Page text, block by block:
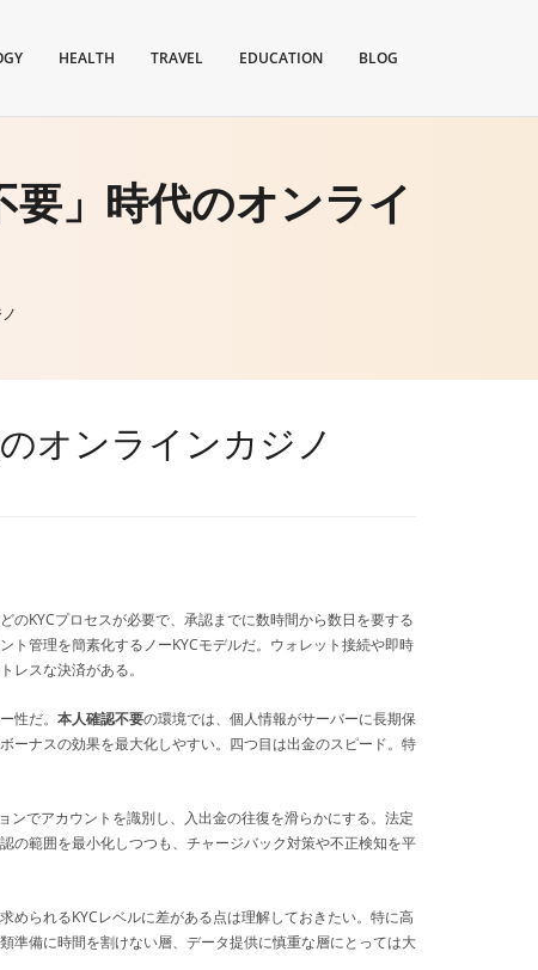
HEALTH TRAVEL EDUCATION BLOG
」時代のオンライ
オンラインカジノ
KYCプロセスが必要で、承認までに数時間から数日を要する
管理を簡素化するノーKYCモデルだ。ウォレット接続や即時
スな決済がある。
性だ。 本人確認不要の環境では、個人情報がサーバーに長期保
ーナスの効果を最大化しやすい。四つ目は出金のスピード。特
でアカウントを識別し、入出金の往復を滑らかにする。法定
の範囲を最小化しつつも、チャージバック対策や不正検知を平
られるKYCレベルに差がある点は理解しておきたい。特に高
準備に時間を割けない層、データ提供に慎重な層にとっては大